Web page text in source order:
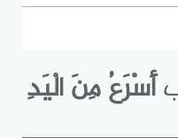
بأَسْرَعُ مِنَ الْيَدِ